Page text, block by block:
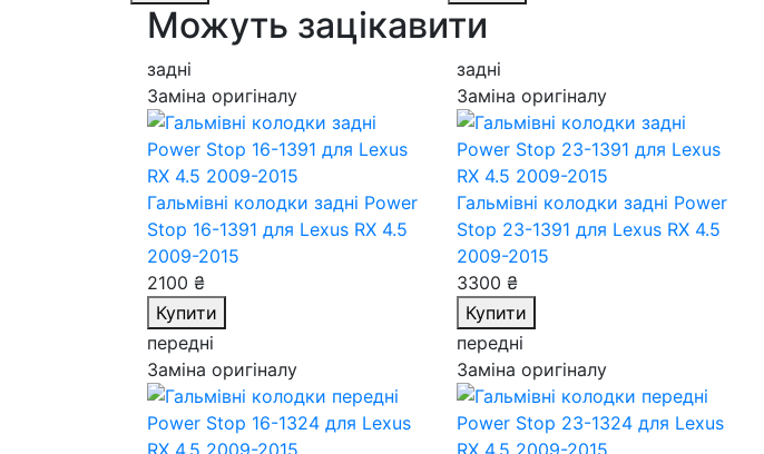
Можуть зацікавити
задні
Заміна оригіналу
Гальмівні колодки задні Power
Stop 16-1391 для Lexus RX 4.5
2009-2015
2100 ₴
Купити
задні
Заміна оригіналу
Гальмівні колодки задні Power
Stop 23-1391 для Lexus RX 4.5
2009-2015
3300 ₴
Купити
передні
Заміна оригіналу
передні
Заміна оригіналу